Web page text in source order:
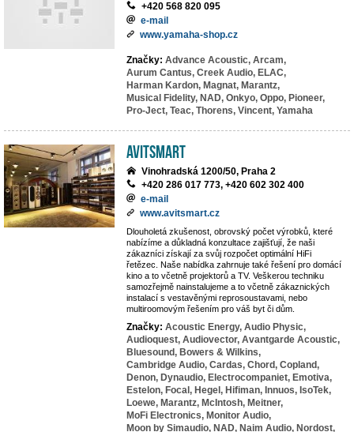
+420 568 820 095
e-mail
www.yamaha-shop.cz
Značky: Advance Acoustic, Arcam,
Aurum Cantus, Creek Audio, ELAC,
Harman Kardon, Magnat, Marantz,
Musical Fidelity, NAD, Onkyo, Oppo, Pioneer,
Pro-Ject, Teac, Thorens, Vincent, Yamaha
Avitsmart
Vinohradská 1200/50, Praha 2
+420 286 017 773, +420 602 302 400
e-mail
www.avitsmart.cz
Dlouholetá zkušenost, obrovský počet výrobků, které
nabízíme a důkladná konzultace zajišťují, že naši
zákazníci získají za svůj rozpočet optimální HiFi
řetězec. Naše nabídka zahrnuje také řešení pro domácí
kino a to včetně projektorů a TV. Veškerou techniku
samozřejmě nainstalujeme a to včetně zákaznických
instalací s vestavěnými reprosoustavami, nebo
multiroomovým řešením pro váš byt či dům.
Značky: Acoustic Energy, Audio Physic,
Audioquest, Audiovector, Avantgarde Acoustic,
Bluesound, Bowers & Wilkins,
Cambridge Audio, Cardas, Chord, Copland,
Denon, Dynaudio, Electrocompaniet, Emotiva,
Estelon, Focal, Hegel, Hifiman, Innuos, IsoTek,
Loewe, Marantz, McIntosh, Meitner,
MoFi Electronics, Monitor Audio,
Moon by Simaudio, NAD, Naim Audio, Nordost,